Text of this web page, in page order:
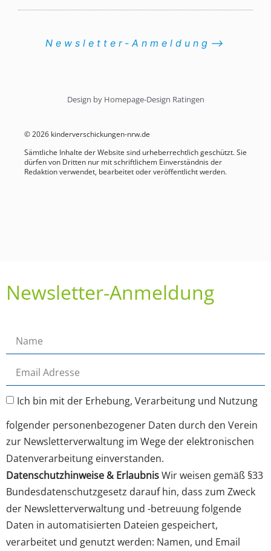
Newsletter-Anmeldung⟶
Design by Homepage-Design Ratingen
© 2026 kinderverschickungen-nrw.de
Sämtliche Inhalte der Website sind urheberrechtlich geschützt. Sie
dürfen von Dritten nur mit schriftlichem Einverständnis der
Redaktion verwendet, bearbeitet oder veröffentlicht werden.
Newsletter-Anmeldung
Ich bin mit der Erhebung, Verarbeitung und Nutzung
folgender personenbezogener Daten durch den Verein
zur Newsletterverwaltung im Wege der elektronischen
Datenverarbeitung einverstanden.
Datenschutzhinweise & ErlaubnisWir weisen gemäß §33
Bundesdatenschutzgesetz darauf hin, dass zum Zweck
der Newsletterverwaltung und -betreuung folgende
Daten in automatisierten Dateien gespeichert,
verarbeitet und genutzt werden: Namen, und Email